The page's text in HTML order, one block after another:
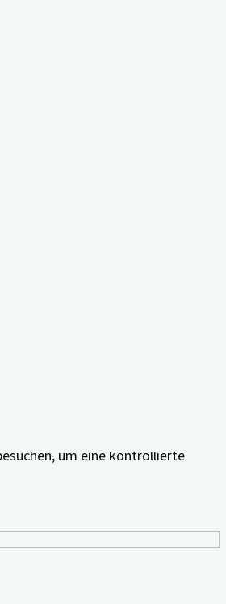
die neue ‚S3-Leitlinie
verbessert werden. Die
Besuche erinnern. Wenn Sie auf
um eine kontrollierte